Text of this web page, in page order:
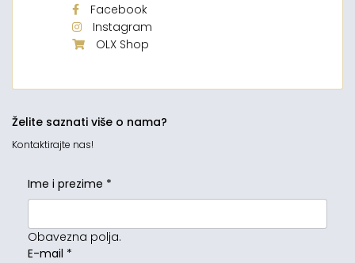
Facebook
Instagram
OLX Shop
Želite saznati više o nama?
Kontaktirajte nas!
Ime i prezime *
Obavezna polja.
E-mail *